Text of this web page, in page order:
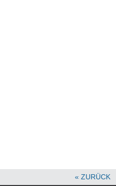
« ZURÜCK